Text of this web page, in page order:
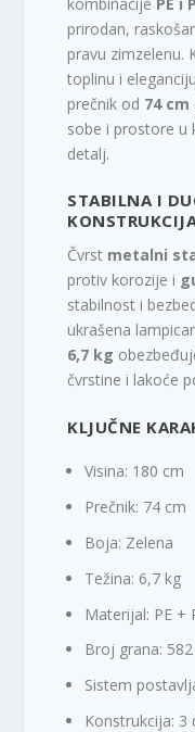
prirodan,
pravu zimzelenu.
toplinu i
prečnik od 74 cm
sobe i prostore u
detalj.
STABILNA I
Čvrst metalni
protiv korozije i
stabilnost i
ukrašena
6,7 kg
čvrstine i lakoće
KLJUČNE
Visina: 180 cm
Prečnik: 74 cm
Boja: Zelena
Težina: 6,7 kg
Materijal: PE +
Broj grana: 582
Sistem
Konstrukcija: 3